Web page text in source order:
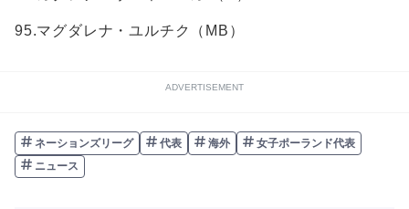
95.マグダレナ・ユルチク（MB）
ADVERTISEMENT
ネーションズリーグ 代表 海外
女子ポーランド代表
ニュース